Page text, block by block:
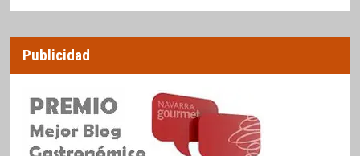
Publicidad